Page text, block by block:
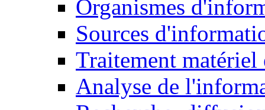
Organismes
Sources
Traitement matériel
Analyse de